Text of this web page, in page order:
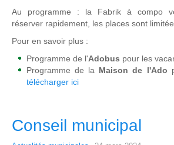
Au programme : la Fabrik à compo
réserver rapidement, les places sont
Pour en savoir plus :
Programme de l'Adobus pour les
Programme de la Maison de l'Ado
télécharger ici
Conseil municipal